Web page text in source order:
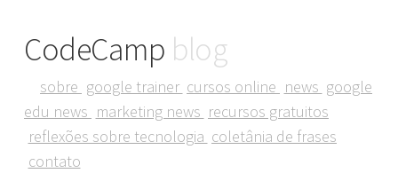
CodeCamp blog
sobre google trainer cursos online news google
edu news marketing news recursos gratuitos
reflexões sobre tecnologia coletânia de frases
contato